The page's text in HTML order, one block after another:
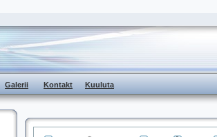
Galerii Kontakt Kuuluta